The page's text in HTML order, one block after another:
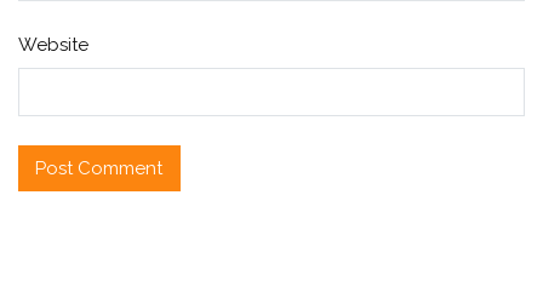
Website